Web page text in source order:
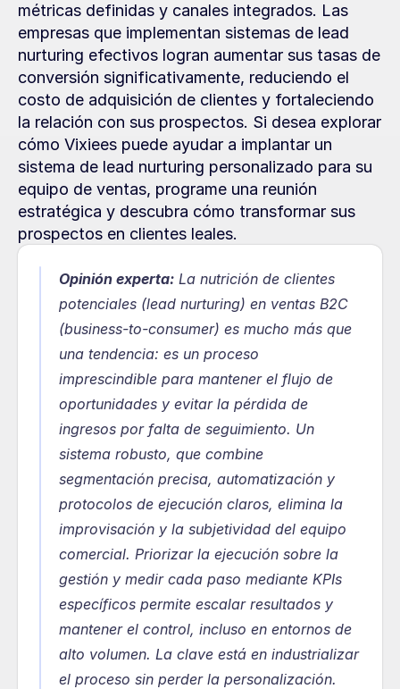
métricas definidas y canales integrados. Las
empresas que implementan sistemas de lead
nurturing efectivos logran aumentar sus tasas de
conversión significativamente, reduciendo el
costo de adquisición de clientes y fortaleciendo
la relación con sus prospectos. Si desea explorar
cómo Vixiees puede ayudar a implantar un
sistema de lead nurturing personalizado para su
equipo de ventas, programe una reunión
estratégica y descubra cómo transformar sus
prospectos en clientes leales.
Opinión experta: La nutrición de clientes
potenciales (lead nurturing) en ventas B2C
(business-to-consumer) es mucho más que
una tendencia: es un proceso
imprescindible para mantener el flujo de
oportunidades y evitar la pérdida de
ingresos por falta de seguimiento. Un
sistema robusto, que combine
segmentación precisa, automatización y
protocolos de ejecución claros, elimina la
improvisación y la subjetividad del equipo
comercial. Priorizar la ejecución sobre la
gestión y medir cada paso mediante KPIs
específicos permite escalar resultados y
mantener el control, incluso en entornos de
alto volumen. La clave está en industrializar
el proceso sin perder la personalización.